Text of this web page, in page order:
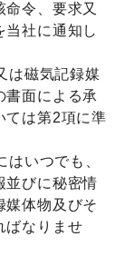
令、要求又
当社に通知し
は磁気記録媒
書面による承
ては第2項に準
いつでも、
並びに秘密情
媒体物及びそ
ばなりませ